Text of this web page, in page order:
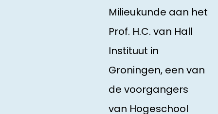
Milieukunde aan het
Prof. H.C. van Hall
Instituut in
Groningen, een van
de voorgangers
van Hogeschool